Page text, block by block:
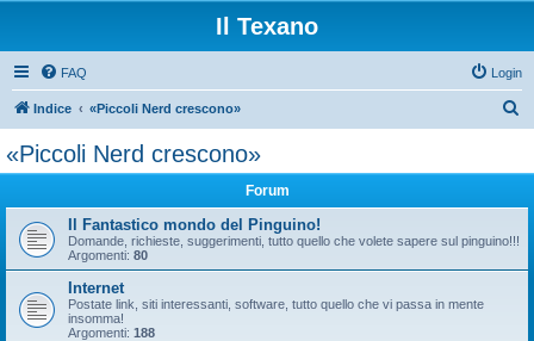
Il Texano
FAQ Login
Indice «Piccoli Nerd crescono»
«Piccoli Nerd crescono»
Forum
Il Fantastico mondo del Pinguino!
Domande, richieste, suggerimenti, tutto quello che volete sapere sul pinguino!!!
Argomenti: 80
Internet
Postate link, siti interessanti, software, tutto quello che vi passa in mente
insomma!
Argomenti: 188